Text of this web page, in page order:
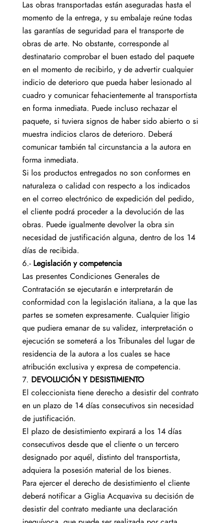
Las obras transportadas están aseguradas hasta el
momento de la entrega, y su embalaje reúne todas
las garantías de seguridad para el transporte de
obras de arte. No obstante, corresponde al
destinatario comprobar el buen estado del paquete
en el momento de recibirlo, y de advertir cualquier
indicio de deterioro que pueda haber lesionado al
cuadro y comunicar fehacientemente al transportista
en forma inmediata. Puede incluso rechazar el
paquete, si tuviera signos de haber sido abierto o si
muestra indicios claros de deterioro. Deberá
comunicar también tal circunstancia a la autora en
forma inmediata.
Si los productos entregados no son conformes en
naturaleza o calidad con respecto a los indicados
en el correo electrónico de expedición del pedido,
el cliente podrá proceder a la devolución de las
obras. Puede igualmente devolver la obra sin
necesidad de justificación alguna, dentro de los 14
días de recibida.
6.- Legislación y competencia
Las presentes Condiciones Generales de
Contratación se ejecutarán e interpretarán de
conformidad con la legislación italiana, a la que las
partes se someten expresamente. Cualquier litigio
que pudiera emanar de su validez, interpretación o
ejecución se someterá a los Tribunales del lugar de
residencia de la autora a los cuales se hace
atribución exclusiva y expresa de competencia.
7.
DEVOLUCIÓN Y DESISTIMIENTO
El coleccionista tiene derecho a desistir del contrato
en un plazo de 14 días consecutivos sin necesidad
de justificación.
El plazo de desistimiento expirará a los 14 días
consecutivos desde que el cliente o un tercero
designado por aquél, distinto del transportista,
adquiera la posesión material de los bienes.
Para ejercer el derecho de desistimiento el cliente
deberá notificar a Giglia Acquaviva su decisión de
desistir del contrato mediante una declaración